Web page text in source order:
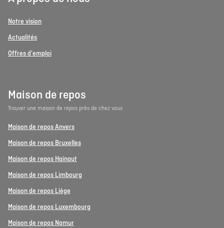
Notre vision
Actualités
Offres d'emploi
Maison de repos
Trouver une maison de repos près de chez vous
Maison de repos Anvers
Maison de repos Bruxelles
Maison de repos Hainaut
Maison de repos Limbourg
Maison de repos Liège
Maison de repos Luxembourg
Maison de repos Namur